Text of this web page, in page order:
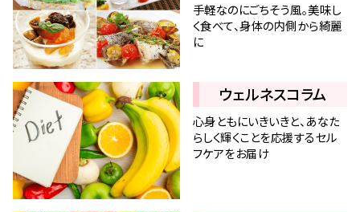
手軽なのにごちそう風。美味し
く食べて、身体の内側から綺麗
に
ウェルネスコラム
心身ともにいきいきと、あなた
らしく輝くことを応援するセル
フケアをお届け